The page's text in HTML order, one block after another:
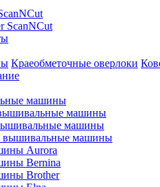
ScanNCut
Краеобметочные оверлоки
машины
машины
машины
вышивальные машины
Aurora
Bernina
Brother